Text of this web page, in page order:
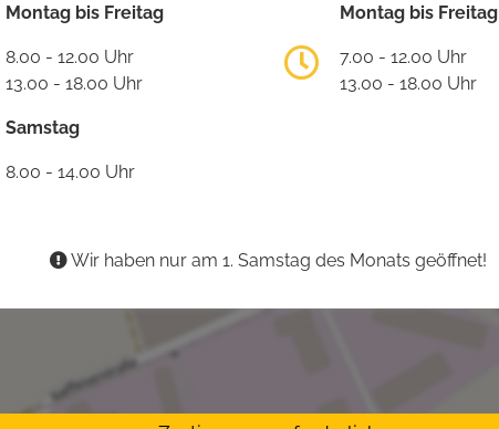
Montag bis Freitag
8.00 - 12.00 Uhr
13.00 - 18.00 Uhr
Samstag
8.00 - 14.00 Uhr
Montag bis Freitag
7.00 - 12.00 Uhr
13.00 - 18.00 Uhr
Wir haben nur am 1. Samstag des Monats geöffnet!